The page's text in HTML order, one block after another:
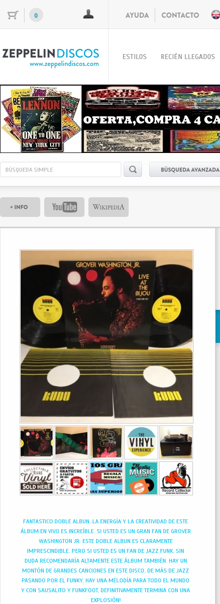
0
ESTILOS RECIÉN LLEGADOS
FANTASTICO DOBLE ALBUN..LA ENERGÍA Y LA CREATIVIDAD DE ESTE
ÁLBUM EN VIVO ES INCREÍBLE. SI USTED ES UN GRAN FAN DE GROVER
WASHINGTON JR. ESTE DOBLE ALBUN ES CLARAMENTE
IMPRESCINDIBLE. PERO SI USTED ES UN FAN DE JAZZ FUNK, SIN
DUDA RECOMENDARÍA ALTAMENTE ESTE ÁLBUM TAMBIÉN. HAY UN
MONTÓN DE GRANDES CANCIONES EN ESTE DISCO, DE MÁS DE JAZZ
PASANDO POR EL FUNKY, HAY UNA MELODÍA PARA TODO EL MUNDO
Y CON SAUSALITO Y FUNKFOOT, DEFINITIVAMENTE TERMINA CON UNA
EXPLOSIÓN!